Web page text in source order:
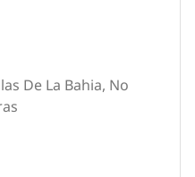
De La Bahia, No